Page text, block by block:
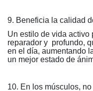
9. Beneficia la calidad
Un estilo de vida activo
reparador y profundo,
en el día, aumentando
un mejor estado de
10. En los músculos,